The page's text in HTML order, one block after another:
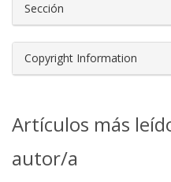
Sección
Copyright Information
Artículos más
autor/a